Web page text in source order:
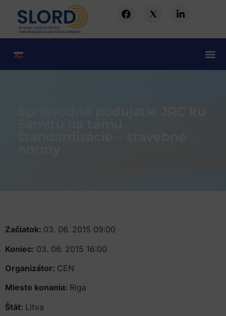
Začiatok: 03. 06. 2015 09:00
Koniec: 03. 06. 2015 16:00
Organizátor: CEN
Miesto konania: Riga
Štát: Litva